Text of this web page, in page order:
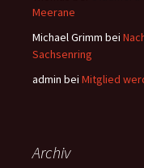
Meerane
Michael Grimm bei
Sachsenring
admin bei Mitglied
Archiv